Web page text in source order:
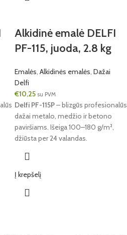
Alkidinė emalė DELFI
PF-115, juoda, 2.8 kg
Emalės, Alkidinės emalės, Dažai
Delfi
€10,25 su PVM
Delfi PF-115P– blizgūs profesionalūs
dažai metalo, medžio ir betono
paviršiams. Išeiga 100–180 g/m²,
džiūsta per 24 valandas.
Į krepšelį